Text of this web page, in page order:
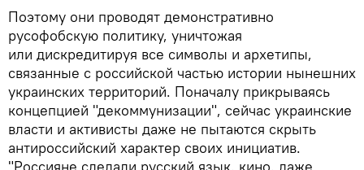
Поэтому они проводят демонстративно
русофобскую политику, уничтожая
или дискредитируя все символы и архетипы,
связанные с российской частью истории нынешних
украинских территорий. Поначалу прикрываясь
концепцией "декоммунизации", сейчас украинские
власти и активисты даже не пытаются скрыть
антироссийский характер своих инициатив.
"Россияне сделали русский язык, кино, даже